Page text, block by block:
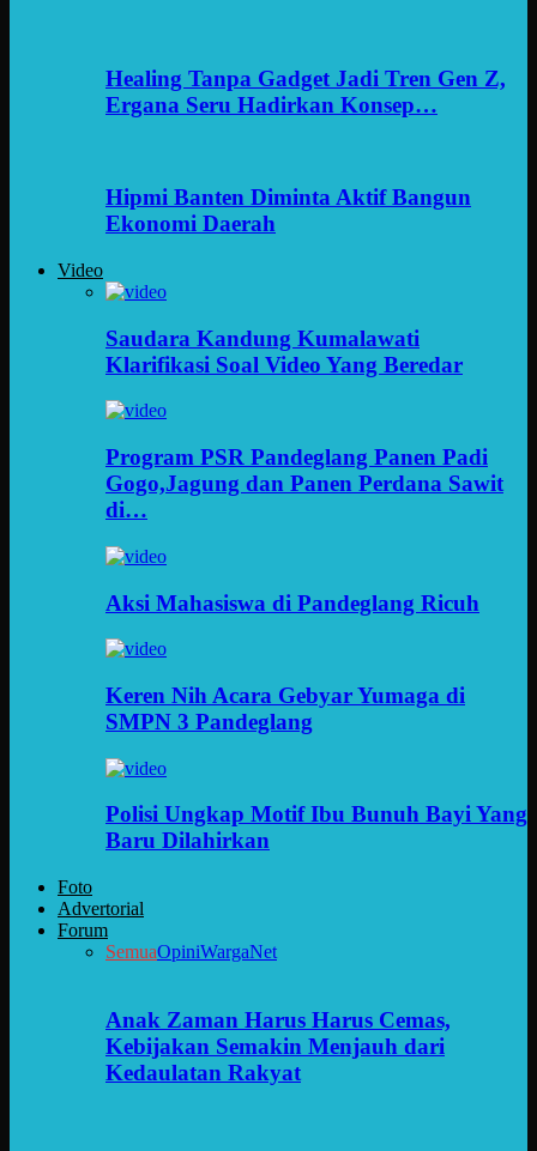
Healing Tanpa Gadget Jadi Tren Gen Z,
Ergana Seru Hadirkan Konsep…
Hipmi Banten Diminta Aktif Bangun
Ekonomi Daerah
Video
Saudara Kandung Kumalawati
Klarifikasi Soal Video Yang Beredar
Program PSR Pandeglang Panen Padi
Gogo,Jagung dan Panen Perdana Sawit
di…
Aksi Mahasiswa di Pandeglang Ricuh
Keren Nih Acara Gebyar Yumaga di
SMPN 3 Pandeglang
Polisi Ungkap Motif Ibu Bunuh Bayi Yang
Baru Dilahirkan
Foto
Advertorial
Forum
SemuaOpiniWargaNet
Anak Zaman Harus Harus Cemas,
Kebijakan Semakin Menjauh dari
Kedaulatan Rakyat